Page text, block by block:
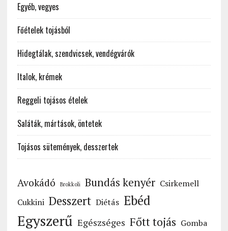
Egyéb, vegyes
Főételek tojásból
Hidegtálak, szendvicsek, vendégvárók
Italok, krémek
Reggeli tojásos ételek
Saláták, mártások, öntetek
Tojásos sütemények, desszertek
Avokádó Brokkoli Bundás kenyér Csirkemell
Cukkini Desszert Diétás Ebéd
Egyszerű Egészséges Főtt tojás Gomba